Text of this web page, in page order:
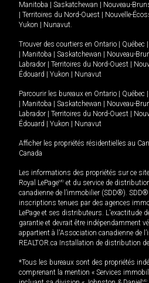
Manitoba
Saskatchewan Nouveau-
Territoires du Nord-Ouest Nouvelle-
Yukon
Nunavut.
Trouver des courtiers en Ontario Québec
Manitoba Saskatchewan Nouveau-
Labrador
Territoires du Nord-Ouest
Édouard
Yukon Nunavut
Parcourir les bureaux en Ontario Québec
Manitoba Saskatchewan Nouveau-
Labrador
Territoires du Nord-Ouest
Édouard
Yukon Nunavut
Afficher les propriétés résidentielles au
Canada
Les informations des propriétés sur ce
Royal LePageMD et du service de
canadienne de l’immobilier (SDD®). SDD®
inscriptions tenues par des agences
LePage et ses distributeurs. L'exactitude
garantie et devrait être indépendamment
appartient à l'Association canadienne de
REALTOR.ca Installation de distribution
*Tous les bureaux sont des propriétés
comprenant la mention « Services
MD